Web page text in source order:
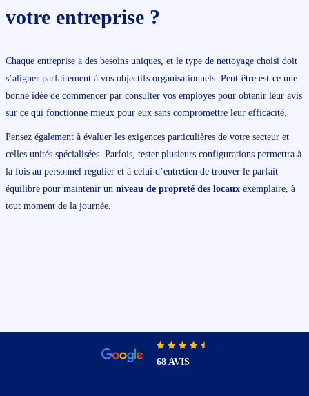
votre entreprise ?
Chaque entreprise a des besoins uniques, et le type de nettoyage choisi doit
s’aligner parfaitement à vos objectifs organisationnels. Peut-être est-ce une
bonne idée de commencer par consulter vos employés pour obtenir leur avis
sur ce qui fonctionne mieux pour eux sans compromettre leur efficacité.
Pensez également à évaluer les exigences particulières de votre secteur et
celles unités spécialisées. Parfois, tester plusieurs configurations permettra à
la fois au personnel régulier et à celui d’entretien de trouver le parfait
équilibre pour maintenir un niveau de propreté des locauxexemplaire, à
tout moment de la journée.
68 AVIS